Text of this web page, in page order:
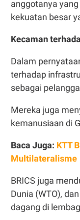
anggotanya
kekuatan besar
Kecaman
Dalam
terhadap
sebagai
Mereka juga
kemanusiaan di
Baca Juga: KTT
Multilateralisme
BRICS juga
Dunia (WTO),
dagang di